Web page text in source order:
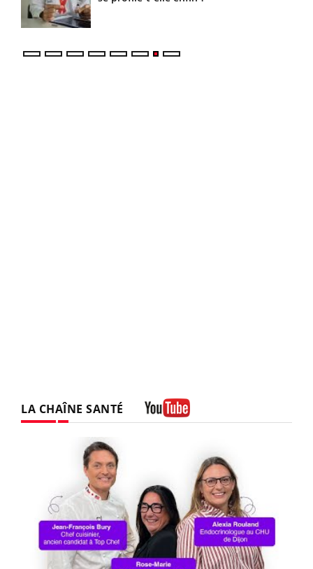
LA CHAÎNE SANTÉ